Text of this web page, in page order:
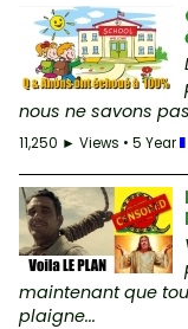
nous ne savons
11,250 ► Views • 5 Year
maintenant que
plaigne...